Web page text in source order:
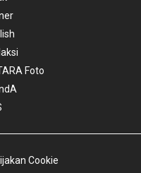
Foto
Cookie